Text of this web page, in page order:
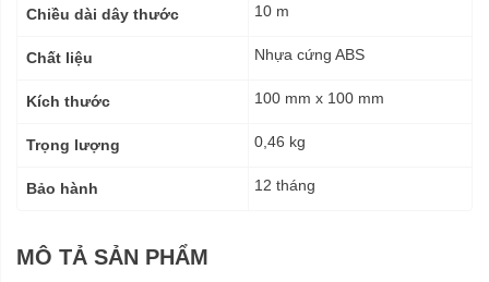
Chiều dài dây thước 10 m
Chất liệu Nhựa cứng ABS
Kích thước 100 mm x 100 mm
Trọng lượng 0,46 kg
Bảo hành 12 tháng
MÔ TẢ SẢN PHẨM